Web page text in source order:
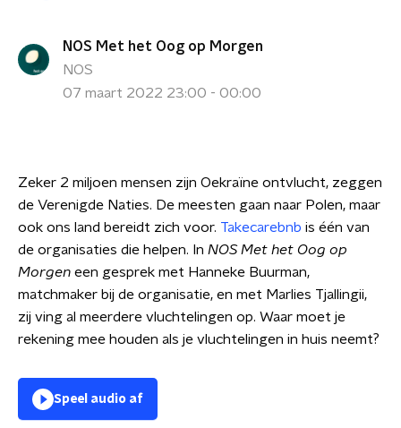
NOS Met het Oog op Morgen
NOS
07 maart 2022 23:00 - 00:00
Zeker 2 miljoen mensen zijn Oekraïne ontvlucht, zeggen
de Verenigde Naties. De meesten gaan naar Polen, maar
ook ons land bereidt zich voor. Takecarebnb is één van
de organisaties die helpen. In NOS Met het Oog op
Morgen een gesprek met Hanneke Buurman,
matchmaker bij de organisatie, en met Marlies Tjallingii,
zij ving al meerdere vluchtelingen op. Waar moet je
rekening mee houden als je vluchtelingen in huis neemt?
Speel audio af